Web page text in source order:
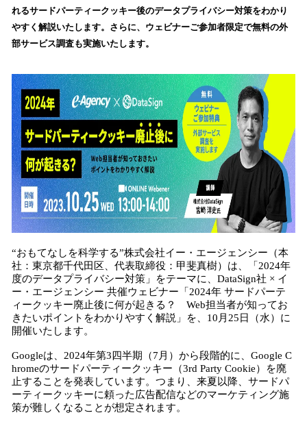
を
読
み
込
中
で
す
れるサードパーティークッキー後のデータプライバシー対策をわかり
やすく解説いたします。さらに、ウェビナーご参加者限定で無料の外
部サービス調査も実施いたします。
“おもてなしを科学する”株式会社イー・エージェンシー（本
社：東京都千代田区、代表取締役：甲斐真樹）は、「2024年
度のデータプライバシー対策」をテーマに、DataSign社 × イ
ー・エージェンシー 共催ウェビナー「2024年 サードパーテ
ィークッキー廃止後に何が起きる？ Web担当者が知ってお
きたいポイントをわかりやすく解説」を、10月25日（水）に
開催いたします。
Googleは、2024年第3四半期（7月）から段階的に、Google C
hromeのサードパーティークッキー（3rd Party Cookie）を廃
止することを発表しています。つまり、来夏以降、サードパ
ーティークッキーに頼った広告配信などのマーケティング施
策が難しくなることが想定されます。